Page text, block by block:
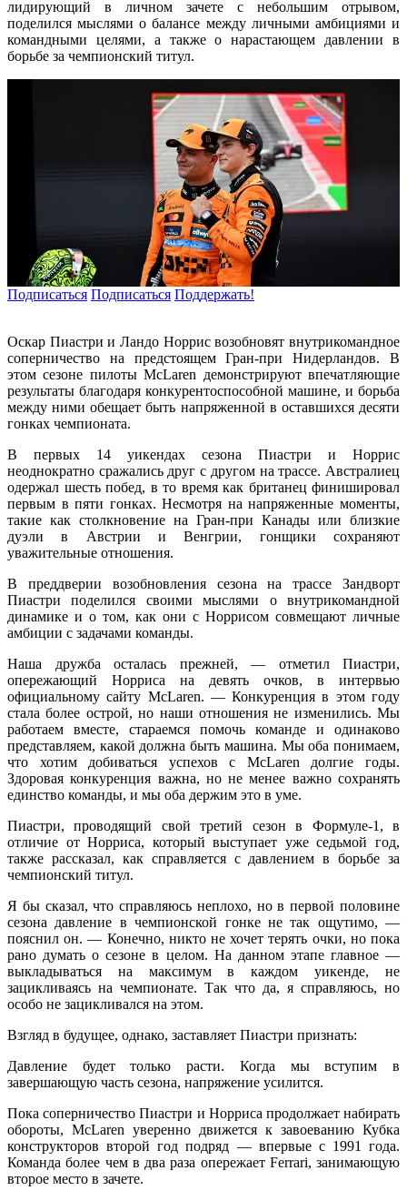
лидирующий в личном зачете с небольшим отрывом,
поделился мыслями о балансе между личными амбициями и
командными целями, а также о нарастающем давлении в
борьбе за чемпионский титул.
Подписаться Подписаться Поддержать!
Оскар Пиастри и Ландо Норрис возобновят внутрикомандное
соперничество на предстоящем Гран-при Нидерландов. В
этом сезоне пилоты McLaren демонстрируют впечатляющие
результаты благодаря конкурентоспособной машине, и борьба
между ними обещает быть напряженной в оставшихся десяти
гонках чемпионата.
В первых 14 уикендах сезона Пиастри и Норрис
неоднократно сражались друг с другом на трассе. Австралиец
одержал шесть побед, в то время как британец финишировал
первым в пяти гонках. Несмотря на напряженные моменты,
такие как столкновение на Гран-при Канады или близкие
дуэли в Австрии и Венгрии, гонщики сохраняют
уважительные отношения.
В преддверии возобновления сезона на трассе Зандворт
Пиастри поделился своими мыслями о внутрикомандной
динамике и о том, как они с Норрисом совмещают личные
амбиции с задачами команды.
Наша дружба осталась прежней, — отметил Пиастри,
опережающий Норриса на девять очков, в интервью
официальному сайту McLaren. — Конкуренция в этом году
стала более острой, но наши отношения не изменились. Мы
работаем вместе, стараемся помочь команде и одинаково
представляем, какой должна быть машина. Мы оба понимаем,
что хотим добиваться успехов с McLaren долгие годы.
Здоровая конкуренция важна, но не менее важно сохранять
единство команды, и мы оба держим это в уме.
Пиастри, проводящий свой третий сезон в Формуле-1, в
отличие от Норриса, который выступает уже седьмой год,
также рассказал, как справляется с давлением в борьбе за
чемпионский титул.
Я бы сказал, что справляюсь неплохо, но в первой половине
сезона давление в чемпионской гонке не так ощутимо, —
пояснил он. — Конечно, никто не хочет терять очки, но пока
рано думать о сезоне в целом. На данном этапе главное —
выкладываться на максимум в каждом уикенде, не
зацикливаясь на чемпионате. Так что да, я справляюсь, но
особо не зацикливался на этом.
Взгляд в будущее, однако, заставляет Пиастри признать:
Давление будет только расти. Когда мы вступим в
завершающую часть сезона, напряжение усилится.
Пока соперничество Пиастри и Норриса продолжает набирать
обороты, McLaren уверенно движется к завоеванию Кубка
конструкторов второй год подряд — впервые с 1991 года.
Команда более чем в два раза опережает Ferrari, занимающую
второе место в зачете.